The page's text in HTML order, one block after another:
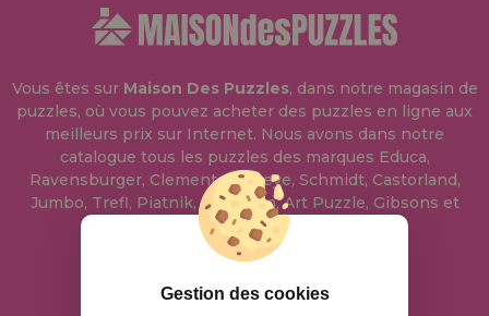
Vous êtes sur Maison Des Puzzles, dans notre magasin de
puzzles, où vous pouvez acheter des puzzles en ligne aux
meilleurs prix sur Internet. Nous avons dans notre
catalogue tous les puzzles des marques Educa,
Ravensburger, Clementoni, Heye, Schmidt, Castorland,
Jumbo, Trefl, Piatnik, Anatolian, Art Puzzle, Gibsons et
bien d'autres.
info@maisondespuzzles.fr
Gestion des cookies